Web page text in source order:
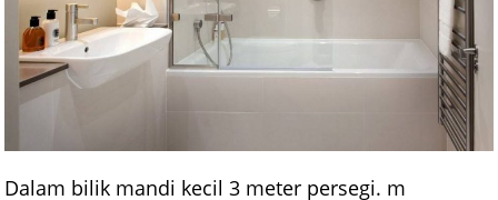
Dalam bilik mandi kecil 3 meter persegi. m